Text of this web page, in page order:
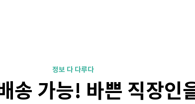
정보 다 다루다
송 가능! 바쁜 직장인